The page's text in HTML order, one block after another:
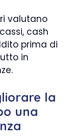
valutano
cash
prima di
in
la
una